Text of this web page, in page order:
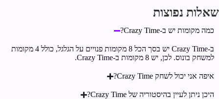
שאלות נפוצות
כמה מקומות יש ב-Crazy Time?
ב-Crazy Time יש בסך הכל 8 מקומות פנויים על הגלגל, כולל 4 מקומות
למשחק בונוס. לכן, יש 8 מקומות ב-Crazy Time.
איפה אני יכול לשחק Crazy Time?
היכן ניתן לעיין בהיסטוריה של Crazy Time?